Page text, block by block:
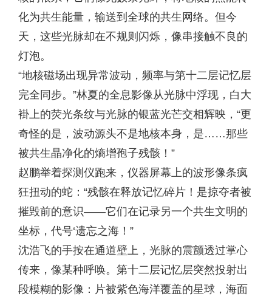
化为共生能量，输送到全球的共生网络。但今
天，这些光脉却在不规则闪烁，像串接触不良的
灯泡。
“地核磁场出现异常波动，频率与第十二层记忆层
完全同步。”林夏的全息影像从光脉中浮现，白大
褂上的荧光条纹与光脉的银蓝光芒交相辉映，“更
奇怪的是，波动源头不是地核本身，是……那些
被共生晶净化的熵增孢子残骸！”
赵鹏举着探测仪跑来，仪器屏幕上的波形像条疯
狂扭动的蛇：“残骸在释放记忆碎片！是掠夺者被
摧毁前的意识——它们在记录另一个共生文明的
坐标，代号‘遗忘之海！”
沈浩飞的手按在通道壁上，光脉的震颤透过掌心
传来，像某种呼唤。第十二层记忆层突然投射出
段模糊的影像：片被紫色海洋覆盖的星球，海面